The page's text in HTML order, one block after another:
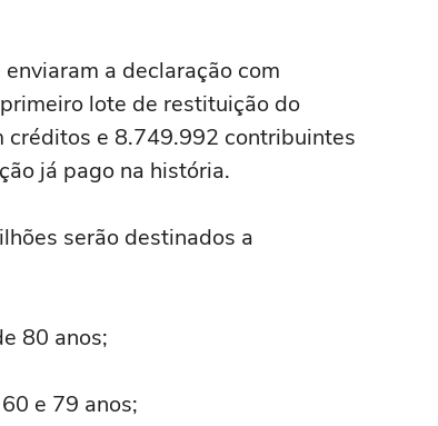
a declaração com
lote de restituição do
créditos e 8.749.992 contribuintes
já pago na história.
serão destinados a
80 anos;
e 79 anos;